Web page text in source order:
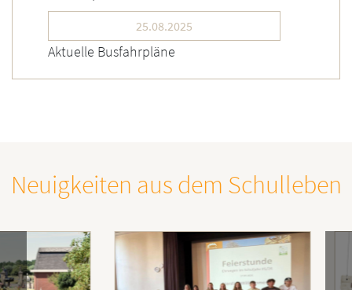
25.08.2025
Aktuelle Busfahrpläne
Neuigkeiten aus dem Schulleben